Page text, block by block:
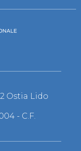
infantile
Ostia Lido
- C.F.